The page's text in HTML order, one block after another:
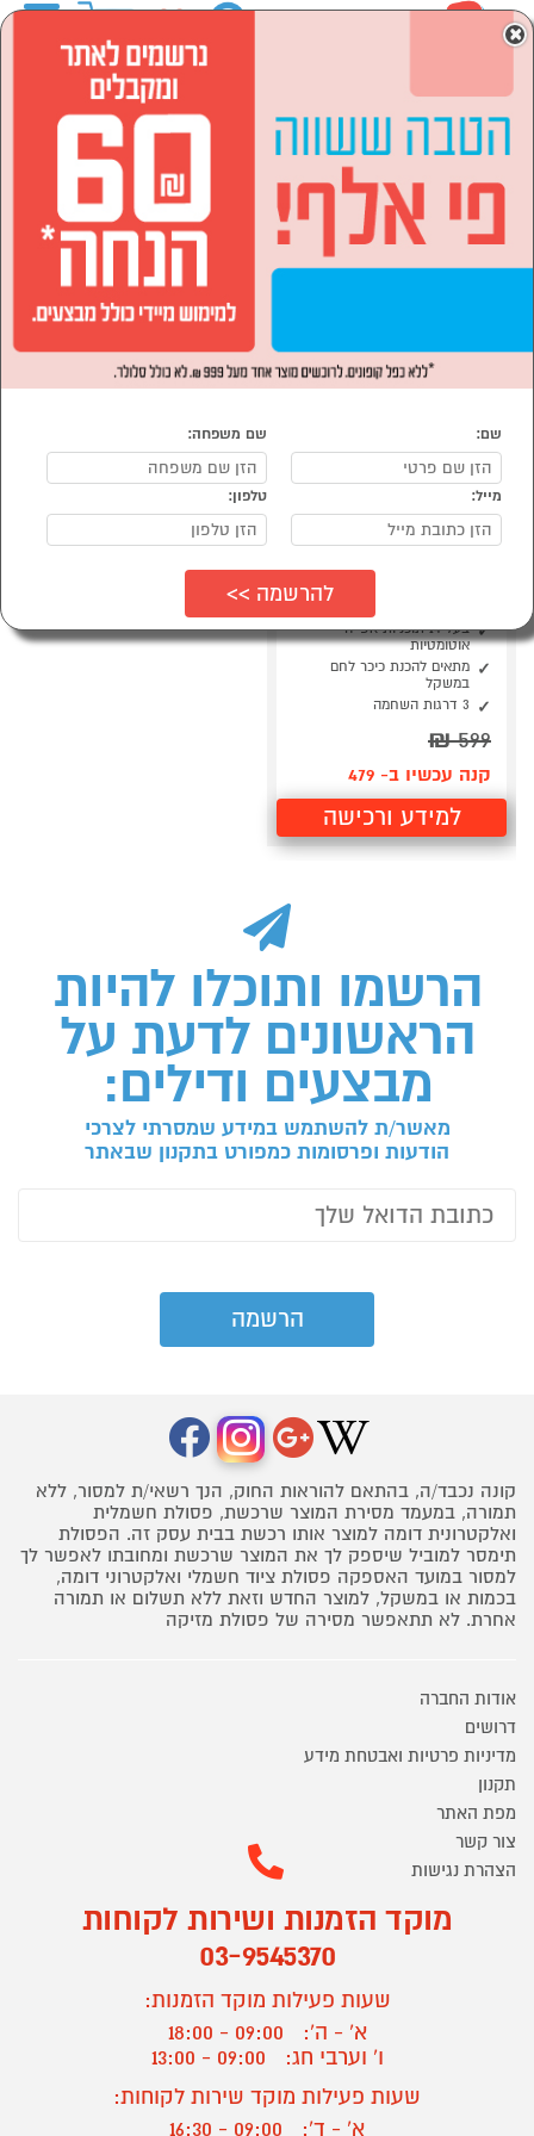
מוצרי חשמל
מוצרי חשמל לבית
אופה לחם
אופה לחם Morphy Richards
נמצאו 1 מוצרי אופה לחם של Morphy Richards
מיון: הפופולרים ביותר
סמן להשוואה
MorphyRichards 48297
בעל 14 תוכניות אפייה
אוטומטיות
מתאים להכנת כיכר לחם
במשקל
3 דרגות השחמה
599
₪
קנה עכשיו ב- 479
למידע ורכישה
הרשמו ותוכלו להיות
הראשונים לדעת על
מבצעים ודילים:
מאשר/ת להשתמש במידע שמסרתי לצרכי
הודעות ופרסומות כמפורט בתקנון שבאתר
קונה נכבד/ה, בהתאם להוראות החוק, הנך רשאי/ת למסור, ללא
תמורה, במעמד מסירת המוצר שרכשת, פסולת חשמלית
ואלקטרונית דומה למוצר אותו רכשת בבית עסק זה. הפסולת
תימסר למוביל שיספק לך את המוצר שרכשת ומחובתו לאפשר לך
למסור במועד האספקה פסולת ציוד חשמלי ואלקטרוני דומה,
בכמות או במשקל, למוצר החדש וזאת ללא תשלום או תמורה
אחרת. לא תתאפשר מסירה של פסולת מזיקה
אודות החברה
דרושים
מדיניות פרטיות ואבטחת מידע
תקנון
מפת האתר
צור קשר
הצהרת נגישות
מוקד הזמנות ושירות לקוחות
03-9545370
שעות פעילות מוקד הזמנות:
א' - ה':
09:00 - 18:00
ו' וערבי חג:
09:00 - 13:00
שעות פעילות מוקד שירות לקוחות:
א' - ד':
09:00 - 16:30
×
שם: שם משפחה:
מייל: טלפון: